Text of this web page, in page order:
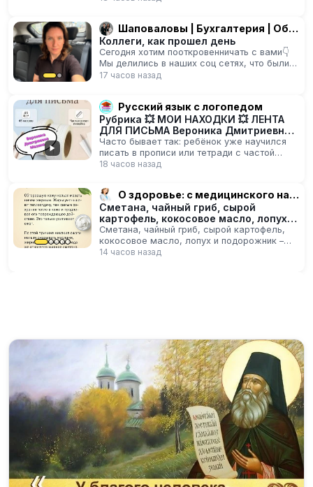
настоящий…
Шаповаловы | Бухгалтерия | Обучение
Коллеги, как прошел день
Сегодня хотим пооткровенничать с вами👇
Мы делились в наших соц сетях, что были в
отпуске Но умолчали о самом главном -
17 часов назад
Русский язык с логопедом
Рубрика 💥 МОИ НАХОДКИ 💥 ЛЕНТА
ДЛЯ ПИСЬМА Вероника Дмитриевна
Мазина
Часто бывает так: ребёнок уже научился
писать в прописи или тетради с частой
косой…
18 часов назад
О здоровье: с медицинского на русский
Сметана, чайный гриб, сырой
картофель, кокосовое масло, лопух и
подорожник –…
Сметана, чайный гриб, сырой картофель,
кокосовое масло, лопух и подорожник –
чем только не «лечат» следы от солнечных
14 часов назад